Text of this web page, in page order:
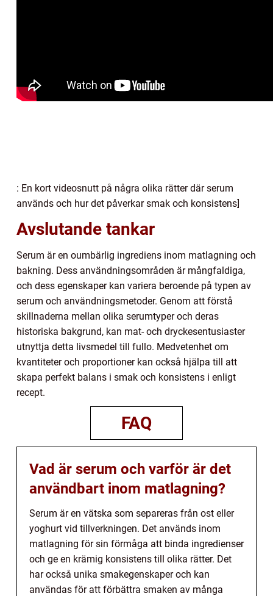
: En kort videosnutt på några olika rätter där serum
används och hur det påverkar smak och konsistens]
Avslutande tankar
Serum är en oumbärlig ingrediens inom matlagning och
bakning. Dess användningsområden är mångfaldiga,
och dess egenskaper kan variera beroende på typen av
serum och användningsmetoder. Genom att förstå
skillnaderna mellan olika serumtyper och deras
historiska bakgrund, kan mat- och dryckesentusiaster
utnyttja detta livsmedel till fullo. Medvetenhet om
kvantiteter och proportioner kan också hjälpa till att
skapa perfekt balans i smak och konsistens i enligt
recept.
FAQ
Vad är serum och varför är det
användbart inom matlagning?
Serum är en vätska som separeras från ost eller
yoghurt vid tillverkningen. Det används inom
matlagning för sin förmåga att binda ingredienser
och ge en krämig konsistens till olika rätter. Det
har också unika smakegenskaper och kan
användas för att förbättra smaken av många